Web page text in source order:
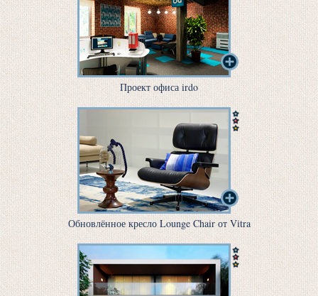
Проект офиса irdo
Обновлённое кресло Lounge Chair от Vitra